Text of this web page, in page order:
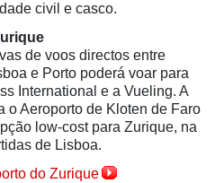
civil e casco.
de voos directos entre
e Porto poderá voar para
International e a Vueling. A
o Aeroporto de Kloten de Faro
low-cost para Zurique, na
de Lisboa.
do Zurique